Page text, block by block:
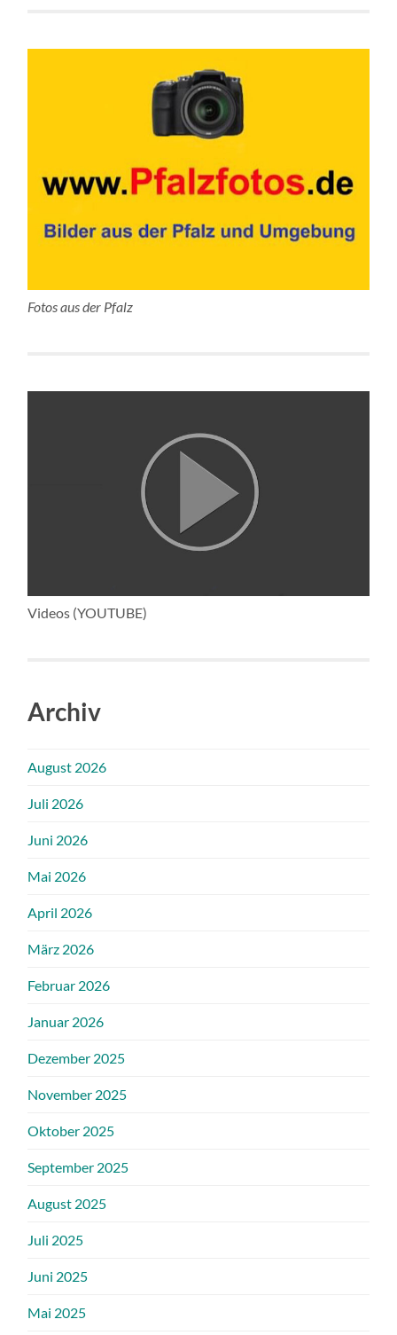
Fotos aus der Pfalz
Videos (YOUTUBE)
Archiv
August 2026
Juli 2026
Juni 2026
Mai 2026
April 2026
März 2026
Februar 2026
Januar 2026
Dezember 2025
November 2025
Oktober 2025
September 2025
August 2025
Juli 2025
Juni 2025
Mai 2025